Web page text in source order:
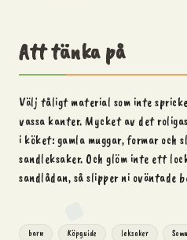
Att tänka på
Välj tåligt material som inte
vassa kanter. Mycket av det
i köket: gamla muggar, formar och
sandleksaker. Och glöm inte ett
sandlådan, så slipper ni oväntade
Tags:
barn Köpguide leksaker